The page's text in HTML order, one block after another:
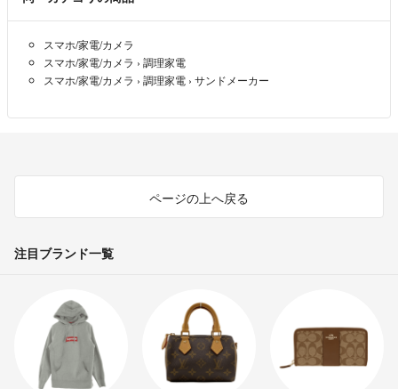
スマホ/家電/カメラ
スマホ/家電/カメラ › 調理家電
スマホ/家電/カメラ › 調理家電 › サンドメーカー
ページの上へ戻る
注目ブランド一覧